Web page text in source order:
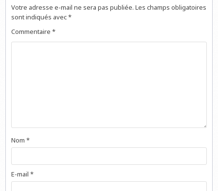
Votre adresse e-mail ne sera pas publiée. Les champs obligatoires
sont indiqués avec*
Commentaire*
Nom*
E-mail*